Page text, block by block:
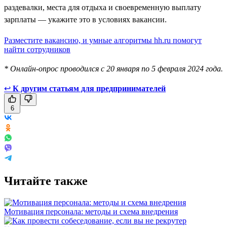
раздевалки, места для отдыха и своевременную выплату
зарплаты — укажите это в условиях вакансии.
Разместите вакансию, и умные алгоритмы hh.ru помогут
найти сотрудников
* Онлайн-опрос проводился с 20 января по 5 февраля 2024 года.
↩ К другим статьям для предпринимателей
6
Читайте также
Мотивация персонала: методы и схема внедрения